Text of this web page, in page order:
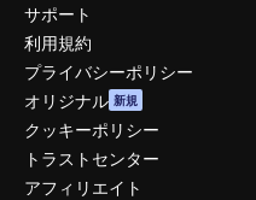
サポート
利用規約
プライバシーポリシー
オリジナル 新規
クッキーポリシー
トラストセンター
アフィリエイト